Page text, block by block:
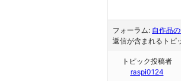
フォーラム: 自作品
返信が含まれるトピ
トピック投稿者
raspi0124